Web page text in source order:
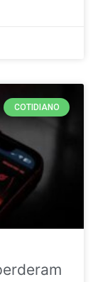
COTIDIANO